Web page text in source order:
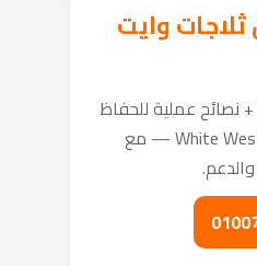
وايت
+ نصائح عملية للحفاظ
على ثلاجتك من White Westinghouse — مع